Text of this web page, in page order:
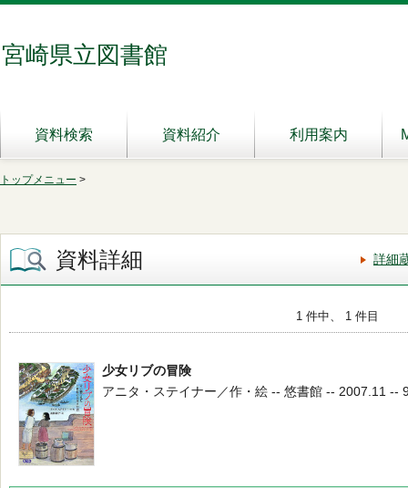
宮崎県立図書館
資料検索 資料紹介 利用案内
トップメニュー >
資料詳細 詳細
1 件中、 1 件目
少女リブの冒険
アニタ・ステイナー／作・絵 -- 悠書館 -- 2007.11 --